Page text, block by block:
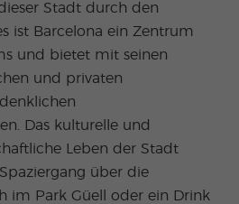
Stadt durch den
ist Barcelona ein Zentrum
und bietet mit seinen
und privaten
Das kulturelle und
Leben der Stadt
über die
im Park Güell oder ein Drink